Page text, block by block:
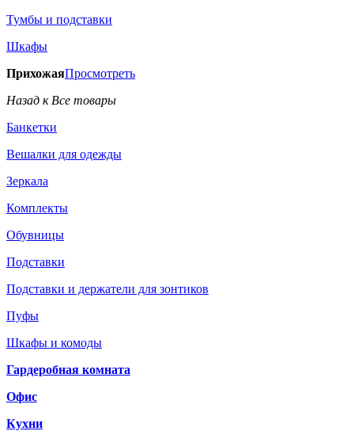
Тумбы и подставки
Шкафы
ПрихожаяПросмотреть
Назад к Все товары
Банкетки
Вешалки для одежды
Зеркала
Комплекты
Обувницы
Подставки
Подставки и держатели для зонтиков
Пуфы
Шкафы и комоды
Гардеробная комната
Офис
Кухни